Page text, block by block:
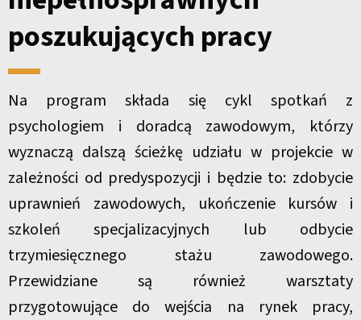
poszukujących pracy
Na program składa się cykl spotkań z
psychologiem i doradcą zawodowym, którzy
wyznaczą dalszą ścieżkę udziału w projekcie w
zależności od predyspozycji i będzie to: zdobycie
uprawnień zawodowych, ukończenie kursów i
szkoleń specjalizacyjnych lub odbycie
trzymiesięcznego stażu zawodowego.
Przewidziane są również warsztaty
przygotowujące do wejścia na rynek pracy,